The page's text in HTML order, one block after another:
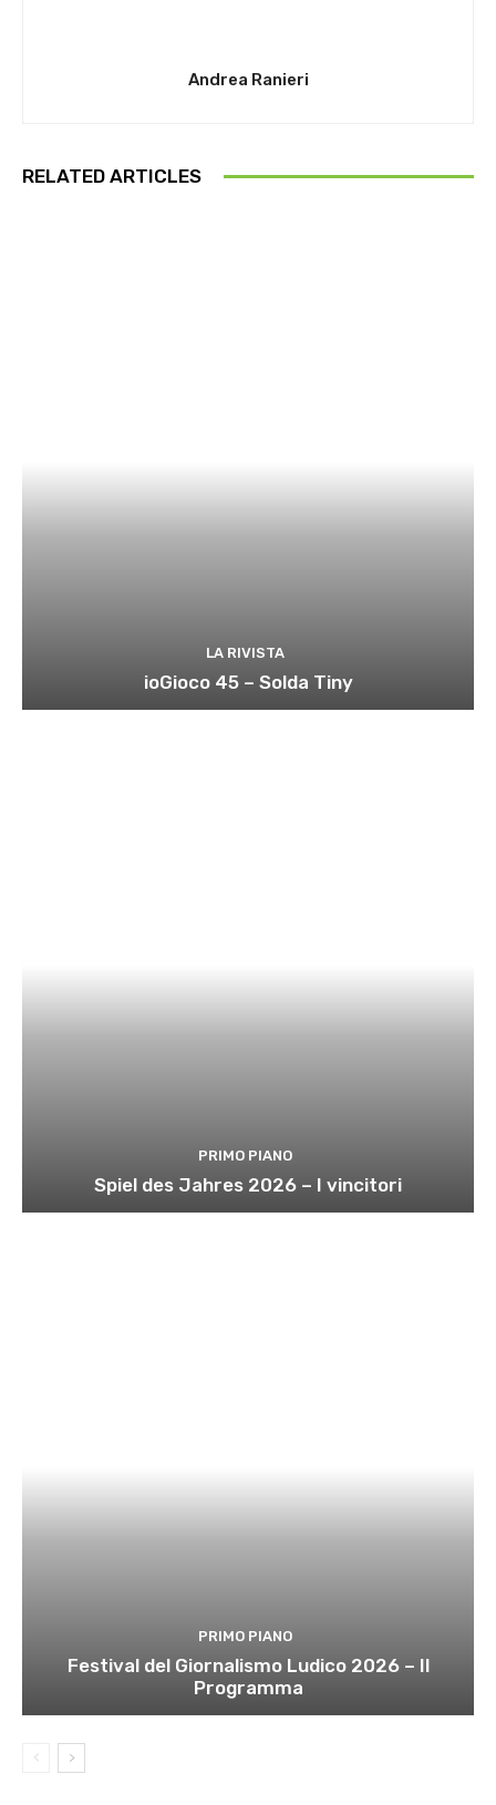
Andrea Ranieri
RELATED ARTICLES
LA RIVISTA
ioGioco 45 – Solda Tiny
PRIMO PIANO
Spiel des Jahres 2026 – I vincitori
PRIMO PIANO
Festival del Giornalismo Ludico 2026 – Il
Programma